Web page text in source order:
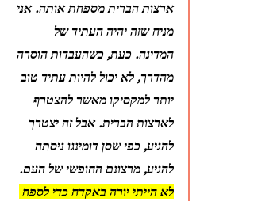
ארצות הברית מספחת אותה. אני
מניח שזה יהיה העתיד של
המדינה. כעת, כשהעבדות הוסרה
מהדרך, לא יכול להיות עתיד טוב
יותר למקסיקו מאשר להצטרף
לארצות הברית. אבל זה יצטרך
להגיע, כפי שסן דומינגו ניסתה
להגיע, מרצונם החופשי של העם.
לא הייתי יורה באקדח כדי לספח